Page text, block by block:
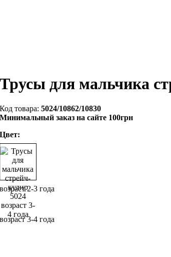
Трусы для мальчика
5024/10862/10830
Минимальный заказ на сайте 100грн
Цвет:
возраст 2-3 года
возраст 3-4 года